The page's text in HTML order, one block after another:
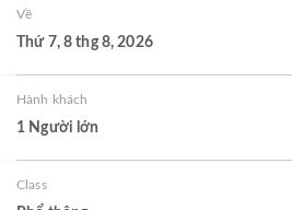
Về
Thứ 7, 8 thg 8, 2026
Hành khách
1 Người lớn
Class